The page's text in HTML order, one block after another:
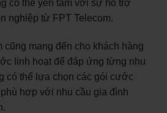
có thể yên tâm với sự hỗ trợ
nghiệp từ FPT Telecom.
cũng mang đến cho khách hàng
linh hoạt để đáp ứng từng nhu
có thể lựa chọn các gói cước
hợp với nhu cầu gia đình